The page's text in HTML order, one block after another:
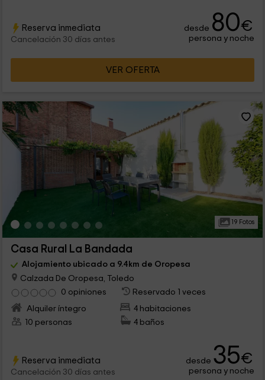
Reserva inmediata
Cancelación 30 días antes
desde 80€
persona y noche
VER OFERTA
19 Fotos
Casa Rural La Bandada
Alojamiento ubicado a 9.4km de Oropesa
Calzada De Oropesa, Toledo
0 opiniones
Reservado 1 veces
Alquiler íntegro
4 habitaciones
10 personas
4 baños
Reserva inmediata
Cancelación 30 días antes
desde 35€
persona y noche